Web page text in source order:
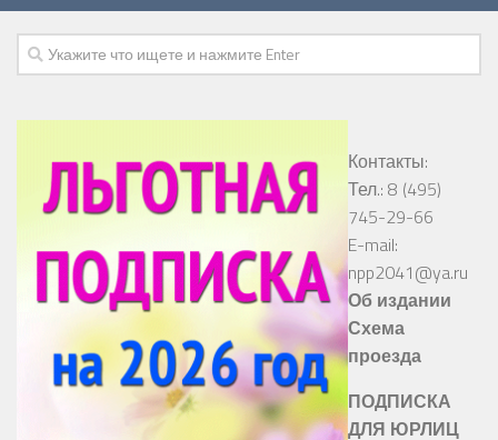
Контакты:
Тел.: 8 (495)
745-29-66
E-mail:
npp2041@ya.ru
Об издании
Схема
проезда
ПОДПИСКА
ДЛЯ ЮРЛИЦ